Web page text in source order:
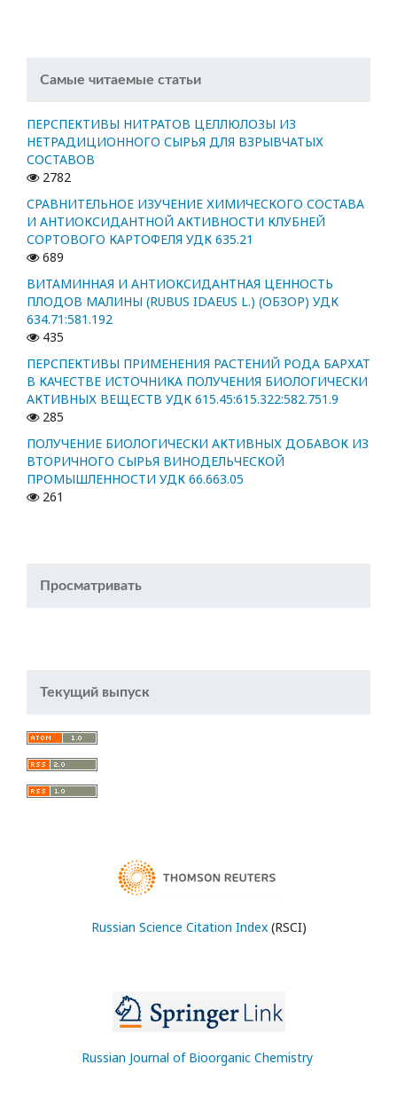
Самые читаемые статьи
ПЕРСПЕКТИВЫ НИТРАТОВ ЦЕЛЛЮЛОЗЫ ИЗ
НЕТРАДИЦИОННОГО СЫРЬЯ ДЛЯ ВЗРЫВЧАТЫХ
СОСТАВОВ
2782
СРАВНИТЕЛЬНОЕ ИЗУЧЕНИЕ ХИМИЧЕСКОГО СОСТАВА
И АНТИОКСИДАНТНОЙ АКТИВНОСТИ КЛУБНЕЙ
СОРТОВОГО КАРТОФЕЛЯ УДК 635.21
689
ВИТАМИННАЯ И АНТИОКСИДАНТНАЯ ЦЕННОСТЬ
ПЛОДОВ МАЛИНЫ (RUBUS IDAEUS L.) (ОБЗОР) УДК
634.71:581.192
435
ПЕРСПЕКТИВЫ ПРИМЕНЕНИЯ РАСТЕНИЙ РОДА БАРХАТ
В КАЧЕСТВЕ ИСТОЧНИКА ПОЛУЧЕНИЯ БИОЛОГИЧЕСКИ
АКТИВНЫХ ВЕЩЕСТВ УДК 615.45:615.322:582.751.9
285
ПОЛУЧЕНИЕ БИОЛОГИЧЕСКИ АКТИВНЫХ ДОБАВОК ИЗ
ВТОРИЧНОГО СЫРЬЯ ВИНОДЕЛЬЧЕСКОЙ
ПРОМЫШЛЕННОСТИ УДК 66.663.05
261
Просматривать
Текущий выпуск
Russian Science Citation Index(RSCI)
Russian Journal of Bioorganic Chemistry